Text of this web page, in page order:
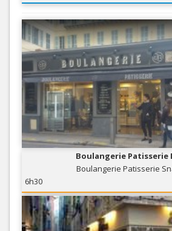
Boulangerie Patisserie
Boulangerie Patisserie
6h30